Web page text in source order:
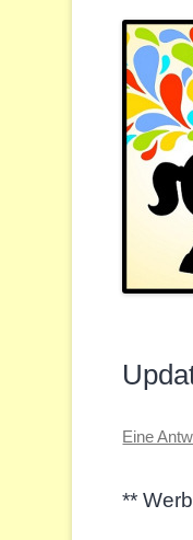
Eine
**